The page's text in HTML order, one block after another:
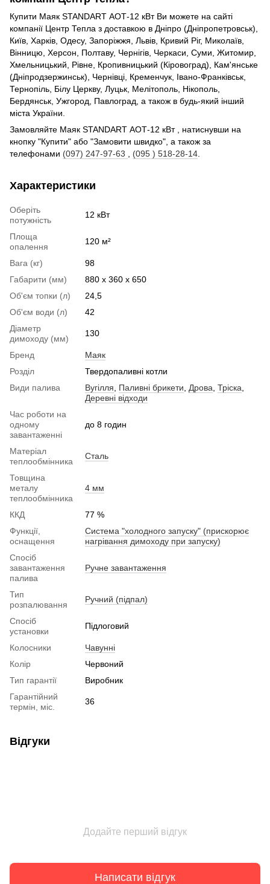
Купити Маяк STANDART АОТ-12 кВт Ви можете на сайті
компанії Центр Тепла з доставкою в Дніпро (Дніпропетровськ),
Київ, Харків, Одесу, Запоріжжя, Львів, Кривий Ріг, Миколаїв,
Вінницю, Херсон, Полтаву, Чернігів, Черкаси, Суми, Житомир,
Хмельницький, Рівне, Кропивницький (Кіровоград), Кам'янське
(Дніпродзержинськ), Чернівці, Кременчук, Івано-Франківськ,
Тернопіль, Білу Церкву, Луцьк, Мелітополь, Нікополь,
Бердянськ, Ужгород, Павлоград, а також в будь-який інший
міста України.
Замовляйте Маяк STANDART АОТ-12 кВт , натиснувши на
кнопку "Купити" або "Замовити швидко", а також за
телефонами (097) 247-97-63 , (095 ) 518-28-14.
Характеристики
Оберіть
потужність
12 кВт
Площа
опалення
120 м²
Вага (кг)
98
Габарити (мм)
880 х 360 х 650
Об'єм топки (л)
24,5
Об'єм води (л)
42
Діаметр
димоходу (мм)
130
Бренд
Маяк
Розділ
Твердопаливні котли
Види палива
Вугілля, Паливні брикети, Дрова, Тріска,
Деревні відходи
Час роботи на
одному
завантаженні
до 8 годин
Матеріал
теплообмінника
Сталь
Товщина
металу
теплообмінника
4 мм
ККД
77 %
Функції,
оснащення
Система "холодного запуску" (прискорює
нагрівання димоходу при запуску)
Спосіб
завантаження
палива
Ручне завантаження
Тип
розпалювання
Ручний (підпал)
Спосіб
установки
Підлоговий
Колосники
Чавунні
Колір
Червоний
Тип гарантії
Виробник
Гарантійний
термін, міс.
36
Відгуки
Додайте перший відгук
Написати відгук